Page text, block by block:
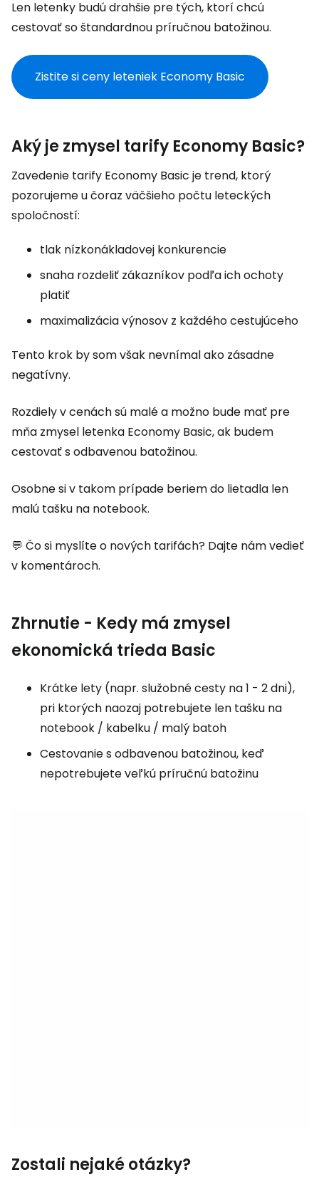
Len letenky budú drahšie pre tých, ktorí chcú
cestovať so štandardnou príručnou batožinou.
Zistite si ceny leteniek Economy Basic
Aký je zmysel tarify Economy Basic?
Zavedenie tarify Economy Basic je trend, ktorý
pozorujeme u čoraz väčšieho počtu leteckých
spoločností:
tlak nízkonákladovej konkurencie
snaha rozdeliť zákazníkov podľa ich ochoty
platiť
maximalizácia výnosov z každého cestujúceho
Tento krok by som však nevnímal ako zásadne
negatívny.
Rozdiely v cenách sú malé a možno bude mať pre
mňa zmysel letenka Economy Basic, ak budem
cestovať s odbavenou batožinou.
Osobne si v takom prípade beriem do lietadla len
malú tašku na notebook.
💬 Čo si myslíte o nových tarifách? Dajte nám vedieť
v komentároch.
Zhrnutie - Kedy má zmysel
ekonomická trieda Basic
Krátke lety (napr. služobné cesty na 1 - 2 dni),
pri ktorých naozaj potrebujete len tašku na
notebook / kabelku / malý batoh
Cestovanie s odbavenou batožinou, keď
nepotrebujete veľkú príručnú batožinu
Zostali nejaké otázky?